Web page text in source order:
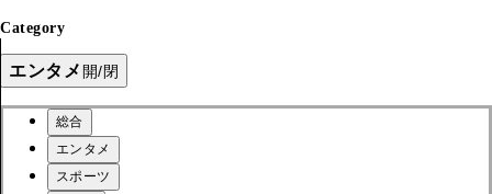
Category
エンタメ 開/閉
総合
エンタメ
スポーツ